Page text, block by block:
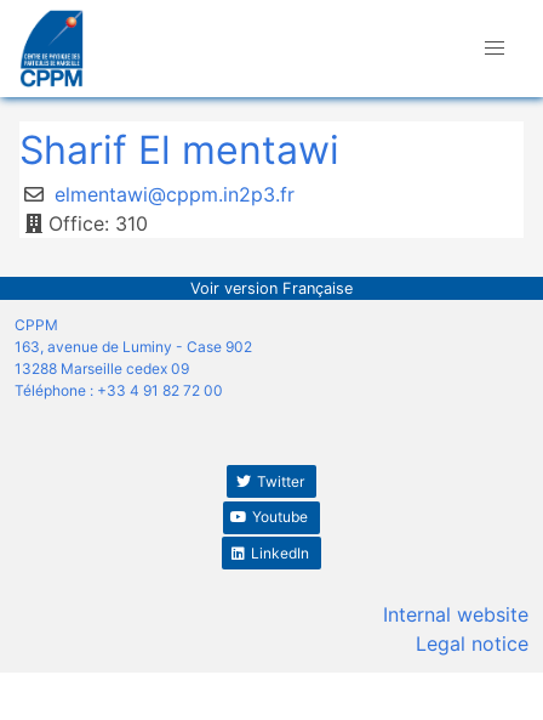
Sharif El mentawi
elmentawi@cppm.in2p3.fr
Office: 310
Voir version Française
CPPM
163, avenue de Luminy - Case 902
13288 Marseille cedex 09
Téléphone : +33 4 91 82 72 00
Twitter
Youtube
LinkedIn
Internal website
Legal notice